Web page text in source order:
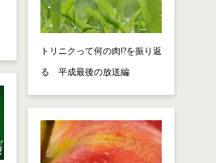
トリニクって何の肉!?を振り返
る 平成最後の放送編